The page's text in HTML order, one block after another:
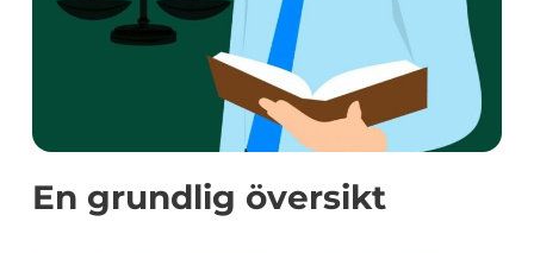
En grundlig översikt